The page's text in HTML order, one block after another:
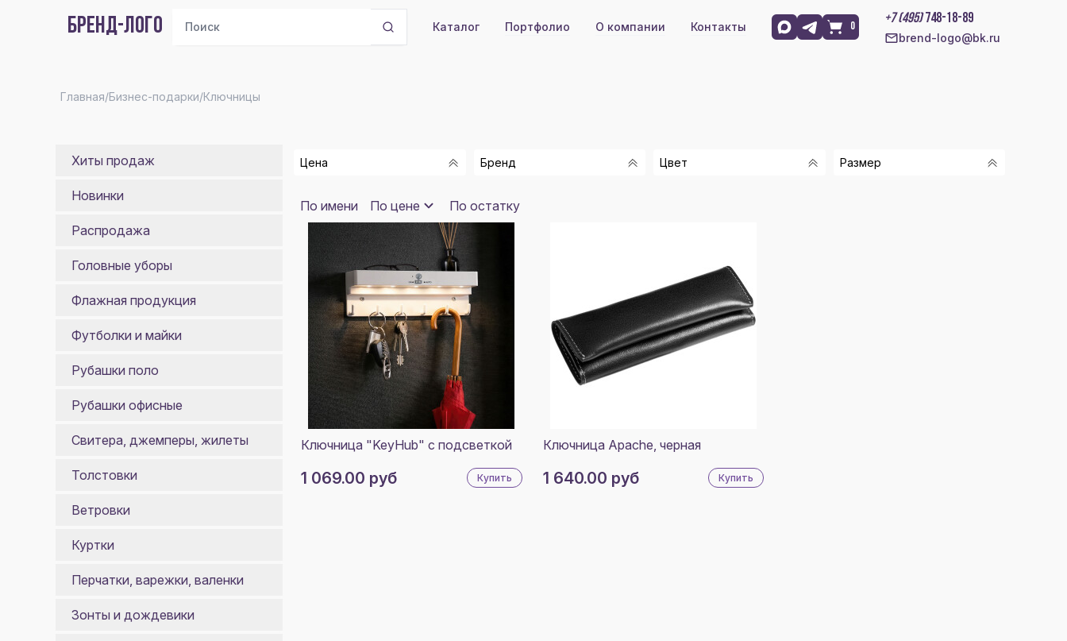
БРЕНД-ЛОГО Каталог Портфолио О компании Контакты 0
+7 (495)748-18-89
brend-logo@bk.ru
Главная/Бизнес-подарки/Ключницы
Хиты продаж
Новинки
Распродажа
Головные уборы
Флажная продукция
Футболки и майки
Рубашки поло
Рубашки офисные
Свитера, джемперы, жилеты
Толстовки
Ветровки
Куртки
Перчатки, варежки, валенки
Зонты и дождевики
Цена
От
Показать
Бренд
CPEN
Цвет Размер
По имени По цене По остатку
Ключница "KeyHub" с подсветкой
1 069.00 руб Купить
Ключница Apache, черная
1 640.00 руб Купить